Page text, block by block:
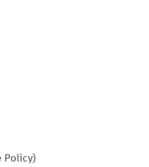
Policy)